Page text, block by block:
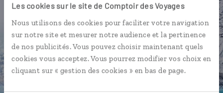
Les cookies sur le site de Comptoir des Voyages
Nous utilisons des cookies pour faciliter votre navigation
sur notre site et mesurer notre audience et la pertinence
de nos publicités. Vous pouvez choisir maintenant quels
cookies vous acceptez. Vous pourrez modifier vos choix en
cliquant sur « gestion des cookies » en bas de page.
spécialistes
Ils sauront organiser votre itinéraire au plus
près de vos envies et de la réalité du pays.
Échangez en face à face ou depuis nos studios
connectés en agence, mais aussi par email ou